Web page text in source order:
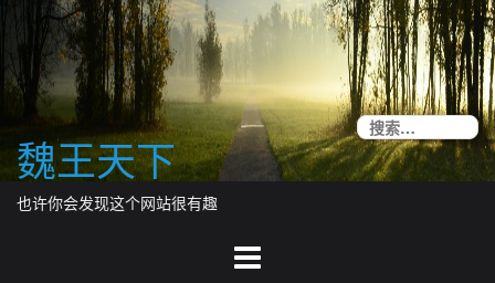
content
魏王天下
也许你会发现这个网站很有趣
搜